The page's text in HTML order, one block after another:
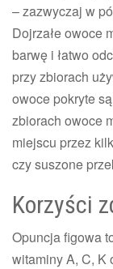
– zazwyczaj w
Dojrzałe owoce
barwę i łatwo
przy zbiorach
owoce pokryte
zbiorach owoce
miejscu przez
czy suszone
Korzyści
Opuncja figowa
witaminy A, C, K